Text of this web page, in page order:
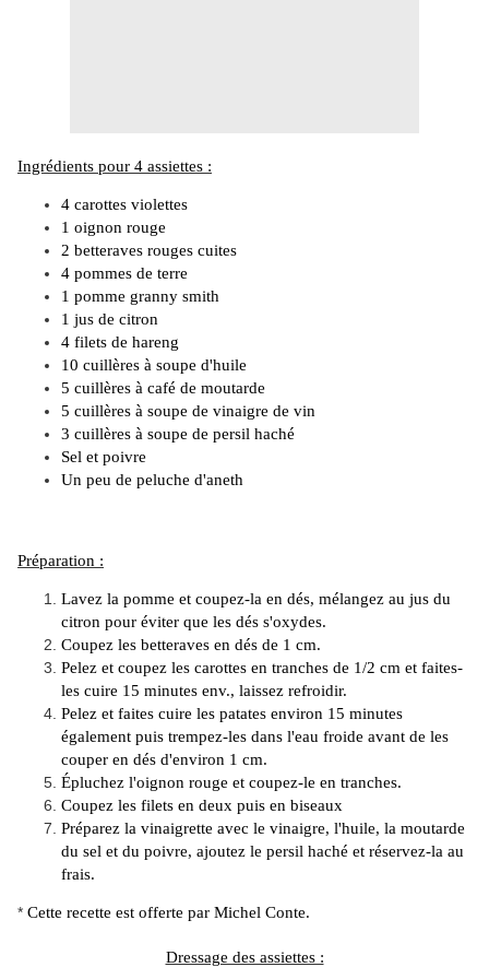
Ingrédients pour 4 assiettes :
4 carottes violettes
1 oignon rouge
2 betteraves rouges cuites
4 pommes de terre
1 pomme granny smith
1 jus de citron
4 filets de hareng
10 cuillères à soupe d'huile
5 cuillères à café de moutarde
5 cuillères à soupe de vinaigre de vin
3 cuillères à soupe de persil haché
Sel et poivre
Un peu de peluche d'aneth
Préparation :
Lavez la pomme et coupez-la en dés, mélangez au jus du
citron pour éviter que les dés s'oxydes.
Coupez les betteraves en dés de 1 cm.
Pelez et coupez les carottes en tranches de 1/2 cm et faites-
les cuire 15 minutes env., laissez refroidir.
Pelez et faites cuire les patates environ 15 minutes
également puis trempez-les dans l'eau froide avant de les
couper en dés d'environ 1 cm.
Épluchez l'oignon rouge et coupez-le en tranches.
Coupez les filets en deux puis en biseaux
Préparez la vinaigrette avec le vinaigre, l'huile, la moutarde
du sel et du poivre, ajoutez le persil haché et réservez-la au
frais.
* Cette recette est offerte par Michel Conte.
Dressage des assiettes :